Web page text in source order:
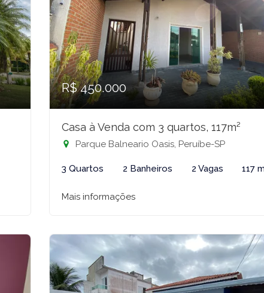
R$ 450.000
Casa à Venda com 3 quartos, 117m²
Parque Balneario Oasis, Peruíbe-SP
3 Quartos 2 Banheiros 2 Vagas 117
Mais informações